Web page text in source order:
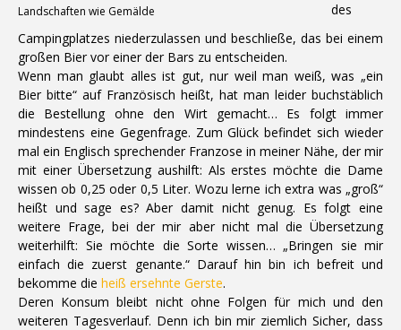
Landschaften wie Gemälde
des
Campingplatzes niederzulassen und beschließe, das bei einem
großen Bier vor einer der Bars zu entscheiden.
Wenn man glaubt alles ist gut, nur weil man weiß, was „ein
Bier bitte“ auf Französisch heißt, hat man leider buchstäblich
die Bestellung ohne den Wirt gemacht… Es folgt immer
mindestens eine Gegenfrage. Zum Glück befindet sich wieder
mal ein Englisch sprechender Franzose in meiner Nähe, der mir
mit einer Übersetzung aushilft: Als erstes möchte die Dame
wissen ob 0,25 oder 0,5 Liter. Wozu lerne ich extra was „groß“
heißt und sage es? Aber damit nicht genug. Es folgt eine
weitere Frage, bei der mir aber nicht mal die Übersetzung
weiterhilft: Sie möchte die Sorte wissen… „Bringen sie mir
einfach die zuerst genante.“ Darauf hin bin ich befreit und
bekomme die heiß ersehnte Gerste.
Deren Konsum bleibt nicht ohne Folgen für mich und den
weiteren Tagesverlauf. Denn ich bin mir ziemlich Sicher, dass